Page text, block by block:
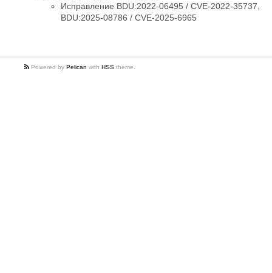
Исправление BDU:2022-06495 / CVE-2022-35737,
BDU:2025-08786 / CVE-2025-6965
Powered by Pelican with HSS theme.